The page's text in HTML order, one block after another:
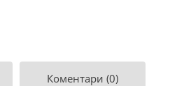
Коментари (0)